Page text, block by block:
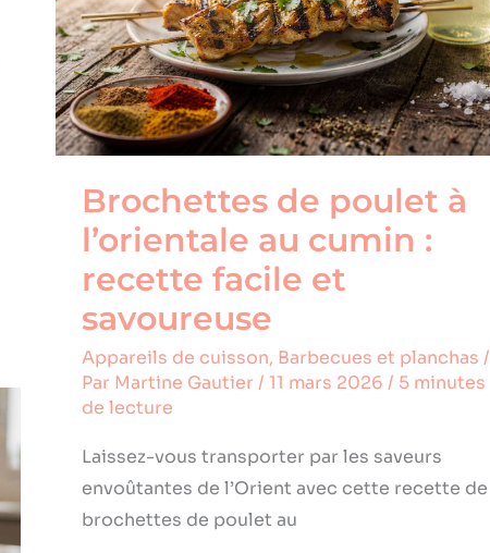
Brochettes de poulet à
l’orientale au cumin :
recette facile et
savoureuse
Appareils de cuisson, Barbecues et planchas /
Par Martine Gautier / 11 mars 2026 / 5 minutes
de lecture
Laissez-vous transporter par les saveurs
envoûtantes de l’Orient avec cette recette de
brochettes de poulet au
l’orientale
au
cumin
:
recette
facile
savoureuse